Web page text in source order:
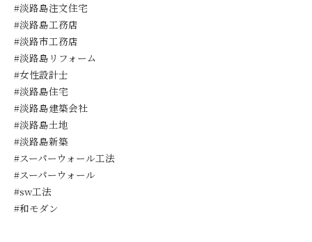
#淡路島注文住宅
#淡路島工務店
#淡路市工務店
#淡路島リフォーム
#女性設計士
#淡路島住宅
#淡路島建築会社
#淡路島土地
#淡路島新築
#スーパーウォール工法
#スーパーウォール
#sw工法
#和モダン